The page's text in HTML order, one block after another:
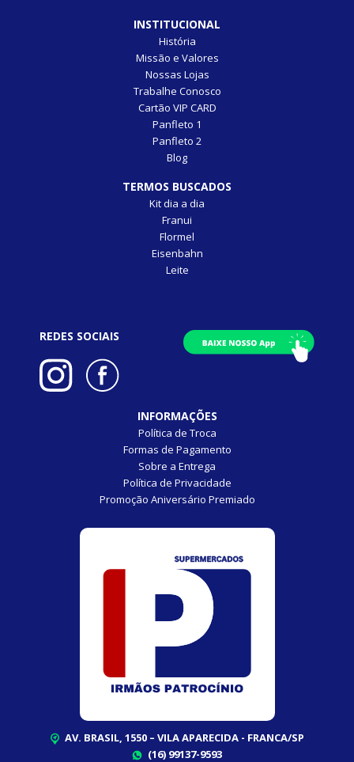
INSTITUCIONAL
História
Missão e Valores
Nossas Lojas
Trabalhe Conosco
Cartão VIP CARD
Panfleto 1
Panfleto 2
Blog
TERMOS BUSCADOS
Kit dia a dia
Franui
Flormel
Eisenbahn
Leite
REDES SOCIAIS
INFORMAÇÕES
Política de Troca
Formas de Pagamento
Sobre a Entrega
Política de Privacidade
Promoção Aniversário Premiado
AV. BRASIL, 1550 – VILA APARECIDA - FRANCA/SP
(16) 99137-9593